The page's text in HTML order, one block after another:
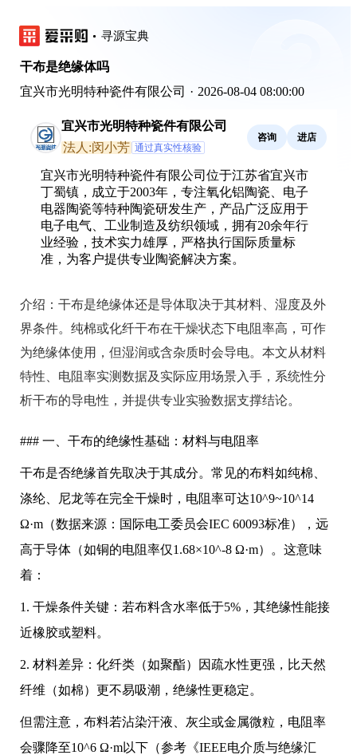
寻源宝典
干布是绝缘体吗
宜兴市光明特种瓷件有限公司 · 2026-08-04 08:00:00
宜兴市光明特种瓷件有限公司
法人:闵小芳 通过真实性核验
咨询 进店
宜兴市光明特种瓷件有限公司位于江苏省宜兴市
丁蜀镇，成立于2003年，专注氧化铝陶瓷、电子
电器陶瓷等特种陶瓷研发生产，产品广泛应用于
电子电气、工业制造及纺织领域，拥有20余年行
业经验，技术实力雄厚，严格执行国际质量标
准，为客户提供专业陶瓷解决方案。
介绍： 干布是绝缘体还是导体取决于其材料、湿度及外
界条件。纯棉或化纤干布在干燥状态下电阻率高，可作
为绝缘体使用，但湿润或含杂质时会导电。本文从材料
特性、电阻率实测数据及实际应用场景入手，系统性分
析干布的导电性，并提供专业实验数据支撑结论。
### 一、干布的绝缘性基础：材料与电阻率
干布是否绝缘首先取决于其成分。常见的布料如纯棉、
涤纶、尼龙等在完全干燥时，电阻率可达10^9~10^14
Ω·m（数据来源：国际电工委员会IEC 60093标准），远
高于导体（如铜的电阻率仅1.68×10^-8 Ω·m）。这意味
着：
1. 干燥条件关键：若布料含水率低于5%，其绝缘性能接
近橡胶或塑料。
2. 材料差异：化纤类（如聚酯）因疏水性更强，比天然
纤维（如棉）更不易吸潮，绝缘性更稳定。
但需注意，布料若沾染汗液、灰尘或金属微粒，电阻率
会骤降至10^6 Ω·m以下（参考《IEEE电介质与绝缘汇